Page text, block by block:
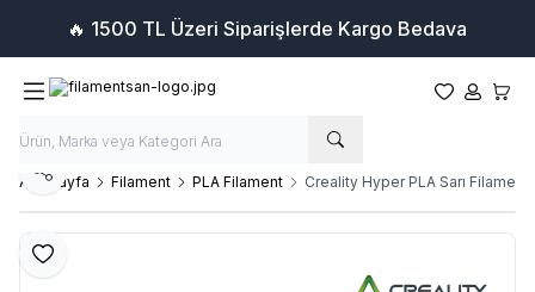
🔥 1500 TL Üzeri Siparişlerde Kargo Bedava
Favorilerim
Hesabım
Ana Sayfa Filament PLA Filament Creality Hyper PLA Sarı Filament
Favoriye Ekle
Paylaş